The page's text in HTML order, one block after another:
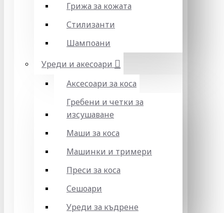
Грижа за кожата
Стилизанти
Шампоани
Уреди и акесоари
Аксесоари за коса
Гребени и четки за
изсушаване
Маши за коса
Машинки и тримери
Преси за коса
Сешоари
Уреди за къдрене